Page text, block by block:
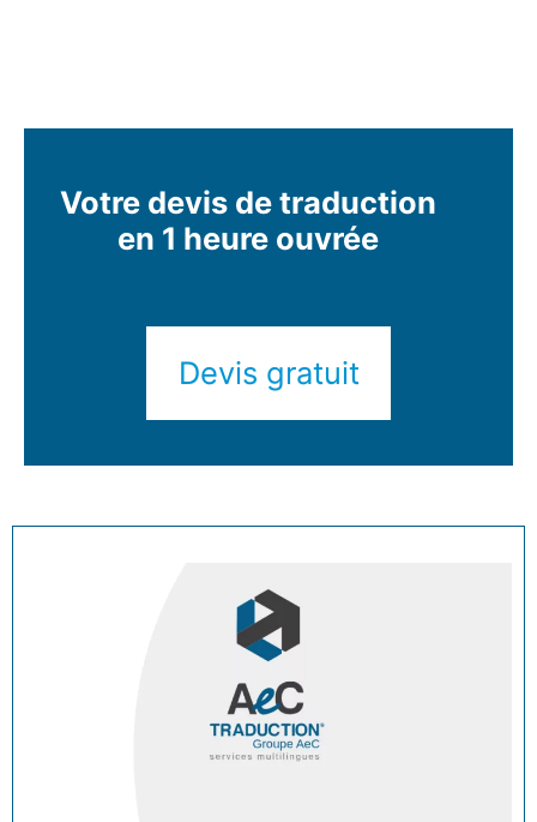
Votre devis de traduction
en 1 heure ouvrée
Devis gratuit